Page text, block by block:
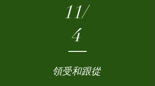
11/
4
領受和跟從